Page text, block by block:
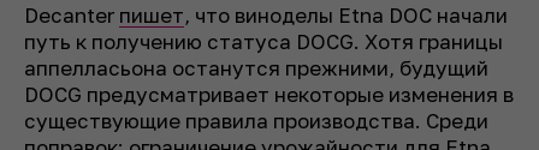
Decanter пишет, что виноделы Etna DOC начали
путь к получению статуса DOCG. Хотя границы
аппелласьона останутся прежними, будущий
DOCG предусматривает некоторые изменения в
существующие правила производства. Среди